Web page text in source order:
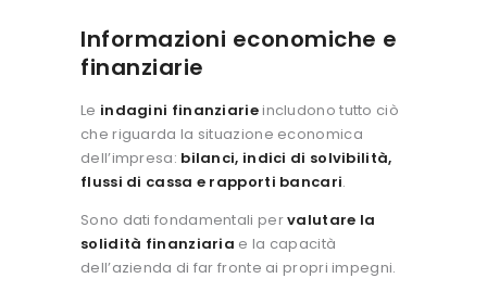
Informazioni economiche e
finanziarie
Le indagini finanziarie includono tutto ciò
che riguarda la situazione economica
dell’impresa: bilanci, indici di solvibilità,
flussi di cassa e rapporti bancari.
Sono dati fondamentali pervalutare la
solidità finanziaria e la capacità
dell’azienda di far fronte ai propri impegni.